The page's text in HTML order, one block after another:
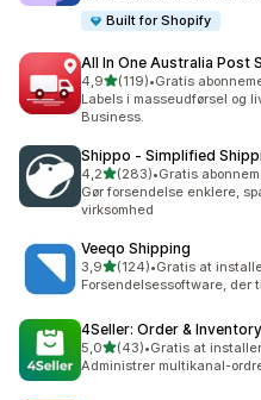
Built for Shopify
All In One Australia Post
4,9ud af 5 stjerner
(119)
119 anmeldelser i alt
•Gratis
Labels i masseudførsel og
Business.
Shippo ‑ Simplified
4,2ud af 5 stjerner
(283)
283 anmeldelser i alt
•Gratis
Gør forsendelse enklere,
virksomhed
Veeqo Shipping
3,9ud af 5 stjerner
(124)
124 anmeldelser i alt
•Gratis at
Forsendelsessoftware, der
4Seller: Order & Inventory
5,0ud af 5 stjerner
(43)
43 anmeldelser i alt
•Gratis at
Administrer multikanal-